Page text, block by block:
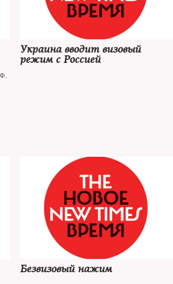
Украина вводит визовый
режим с Россией
Безвизовый нажим